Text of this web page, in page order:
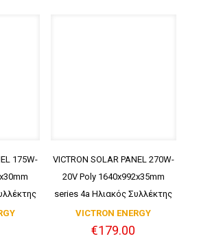
175W-
VICTRON SOLAR PANEL 270W-
20V Poly 1640x992x35mm
series 4a Ηλιακός Συλλέκτης
VICTRON ENERGY
€179.00